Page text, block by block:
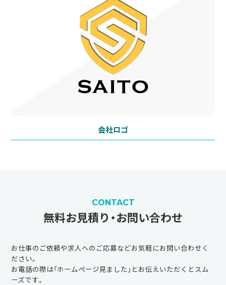
会社ロゴ
CONTACT
無料お見積り・お問い合わせ
お仕事のご依頼や求人へのご応募などお気軽にお問い合わせく
ださい。
お電話の際は「ホームページ見ました」とお伝えいただくとスム
ーズです。